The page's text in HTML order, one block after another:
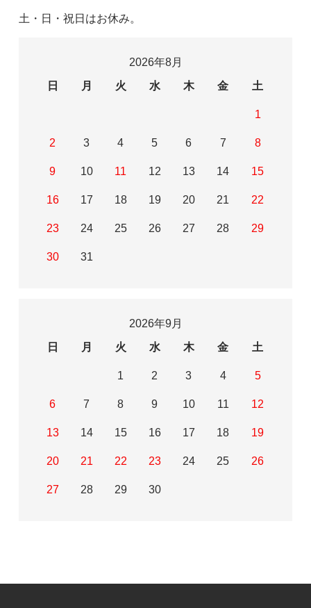
土・日・祝日はお休み。
2026年8月
日
月 火 水 木 金 土
1
2 3 4 5 6 7 8
9 10 11 12 13 14 15
16 17 18 19 20 21 22
23 24 25 26 27 28 29
30 31
2026年9月
日
月 火 水 木 金 土
1 2 3 4 5
6 7 8 9 10 11 12
13 14 15 16 17 18 19
20 21 22 23 24 25 26
27 28 29 30